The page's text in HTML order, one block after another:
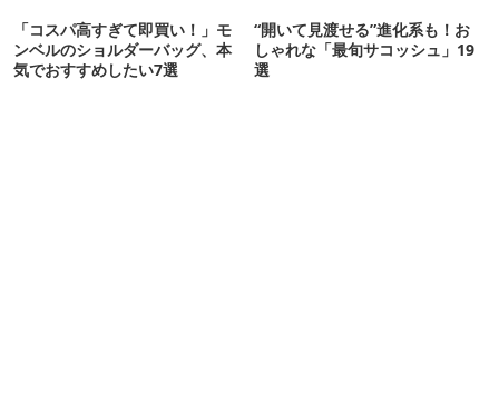
「コスパ高すぎて即買い！」モ
ンベルのショルダーバッグ、本
気でおすすめしたい7選
“開いて見渡せる”進化系も！お
しゃれな「最旬サコッシュ」19
選